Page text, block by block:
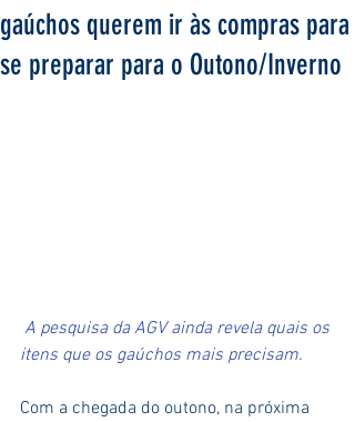
gaúchos querem ir às compras para
se preparar para o Outono/Inverno
A pesquisa da AGV ainda revela quais os
itens que os gaúchos mais precisam.
Com a chegada do outono, na próxima